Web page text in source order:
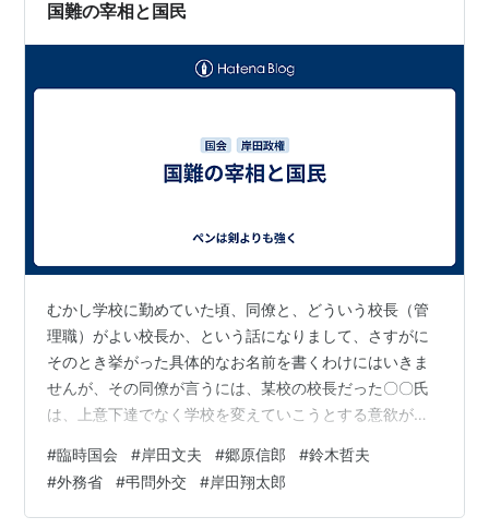
国難の宰相と国民
むかし学校に勤めていた頃、同僚と、どういう校長（管
理職）がよい校長か、という話になりまして、さすがに
そのとき挙がった具体的なお名前を書くわけにはいきま
せんが、その同僚が言うには、某校の校長だった〇〇氏
は、上意下達でなく学校を変えていこうとする意欲があ
長だと思うということでした。小生は、その〇〇氏と実
際に話をしたこともあり、確かに平均的な管理職より豪
胆な人だという印象はありましたが（大酒飲みでした
#臨時国会 #岸田文夫 #郷原信郎 #鈴木哲夫
#外務省 #弔問外交 #岸田翔太郎